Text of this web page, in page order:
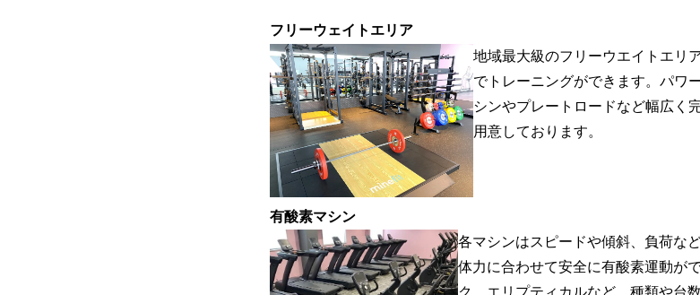
フリーウェイトエリア
地域最大級のフリーウエイトエリ
でトレーニングができます。パワ
シンやプレートロードなど幅広く
用意しております。
有酸素マシン
各マシンはスピードや傾斜、負荷な
体力に合わせて安全に有酸素運動が